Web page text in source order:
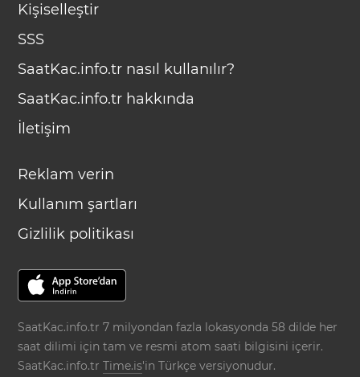
Kişiselleştir
SSS
SaatKac.info.tr nasıl kullanılır?
SaatKac.info.tr hakkında
İletişim
Reklam verin
Kullanım şartları
Gizlilik politikası
SaatKac.info.tr 7 milyondan fazla lokasyonda 58 dilde her
saat dilimi için tam ve resmi atom saati bilgisini içerir.
SaatKac.info.trTime.is'in Türkçe versiyonudur.